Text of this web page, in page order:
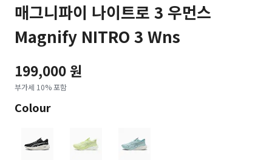
매그니파이 나이트로 3 우먼스
Magnify NITRO 3 Wns
199,000 원
부가세 10% 포함
Colour